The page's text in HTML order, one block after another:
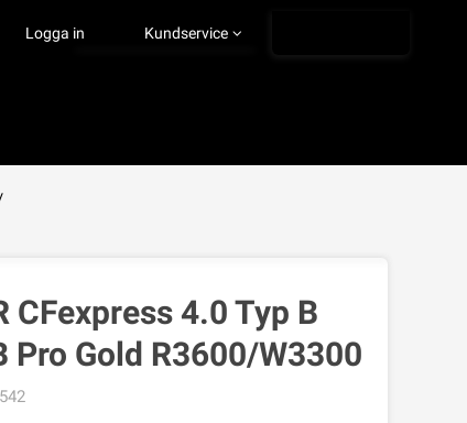
Kundservice
Ångra köp
Logga in
CFexpress 4.0 Typ B
Pro Gold R3600/W3300